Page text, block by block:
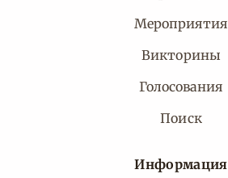
Мероприятия
Викторины
Голосования
Поиск
Информация